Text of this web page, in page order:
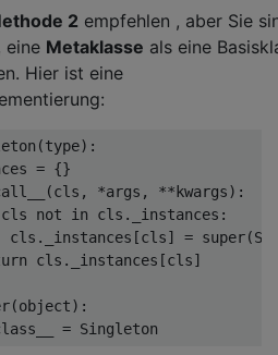
2 empfehlen , aber Sie
eine Metaklasse als eine
Hier ist eine
(type):
= {}
(cls , *args , **kwargs):
cls not in cls . _instances :
cls
. _instances [cls] = super(
cls . _instances [cls]
(object):
= Singleton